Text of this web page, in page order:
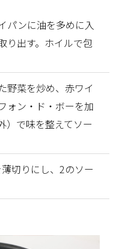
パンに油を多めに入
り出す。ホイルで包
野菜を炒め、赤ワイ
ォン・ド・ボーを加
）で味を整えてソー
切りにし、2のソー